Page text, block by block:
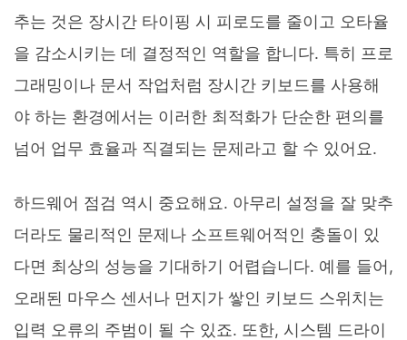
추는 것은 장시간 타이핑 시 피로도를 줄이고 오타율
을 감소시키는 데 결정적인 역할을 합니다. 특히 프로
그래밍이나 문서 작업처럼 장시간 키보드를 사용해
야 하는 환경에서는 이러한 최적화가 단순한 편의를
넘어 업무 효율과 직결되는 문제라고 할 수 있어요.
하드웨어 점검 역시 중요해요. 아무리 설정을 잘 맞추
더라도 물리적인 문제나 소프트웨어적인 충돌이 있
다면 최상의 성능을 기대하기 어렵습니다. 예를 들어,
오래된 마우스 센서나 먼지가 쌓인 키보드 스위치는
입력 오류의 주범이 될 수 있죠. 또한, 시스템 드라이